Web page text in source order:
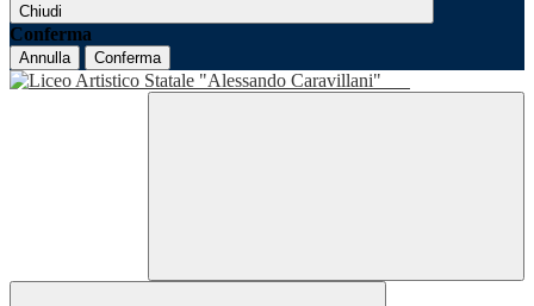
Chiudi
Conferma
Annulla Conferma